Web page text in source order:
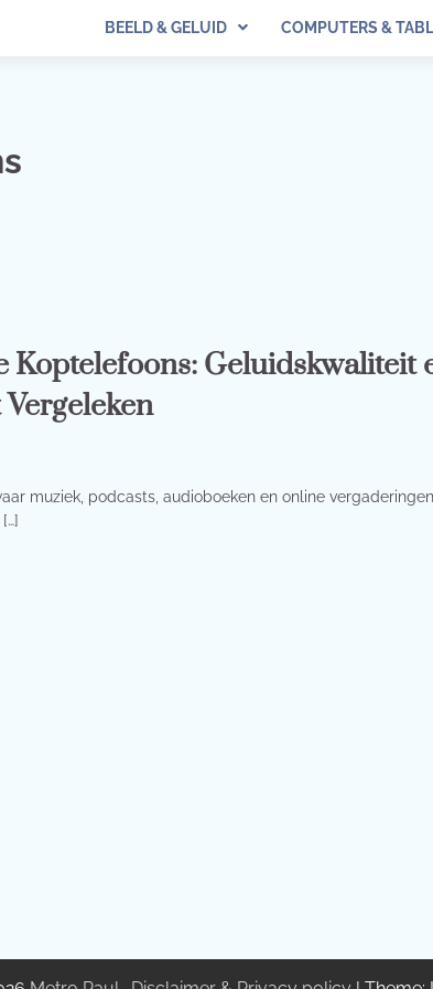
BEELD & GELUID COMPUTERS &
Koptelefoons: Geluidskwaliteit
muziek, podcasts, audioboeken en online